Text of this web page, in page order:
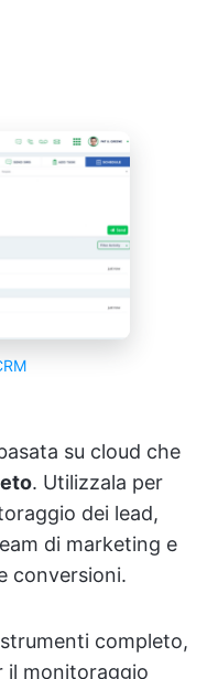
su cloud che
. Utilizzala per
dei lead,
di marketing e
conversioni.
completo,
il monitoraggio